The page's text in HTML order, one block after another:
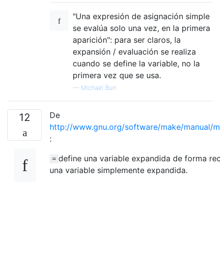
"Una expresión de asignación simple
se evalúa solo una vez, en la primera
aparición": para ser claros, la
expansión / evaluación se realiza
cuando se define la variable, no la
primera vez que se usa.
— Michael Burr
12
De
http://www.gnu.org/software/make/manual/
:
= define una variable expandida de forma
una variable simplemente expandida.